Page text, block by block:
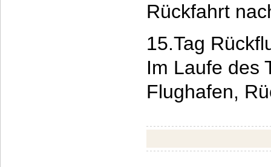
Rückfahrt
15.Tag
Im Laufe des
Flughafen,